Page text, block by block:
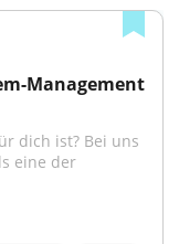
Management
dich ist? Bei uns
eine der